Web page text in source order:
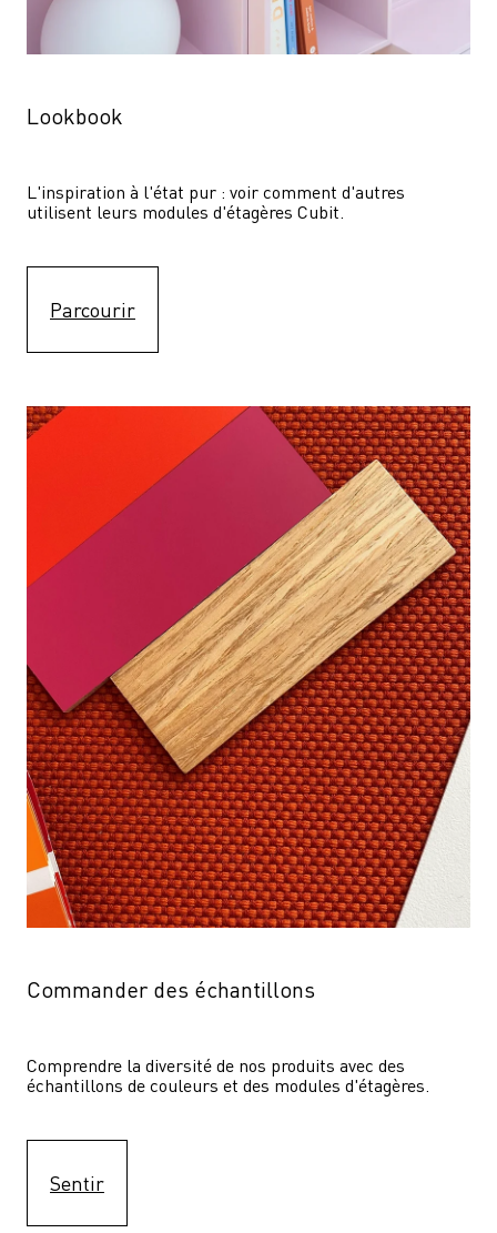
Lookbook
L'inspiration à l'état pur : voir comment d'autres
utilisent leurs modules d'étagères Cubit.
Parcourir
Commander des échantillons
Comprendre la diversité de nos produits avec des
échantillons de couleurs et des modules d'étagères.
Sentir